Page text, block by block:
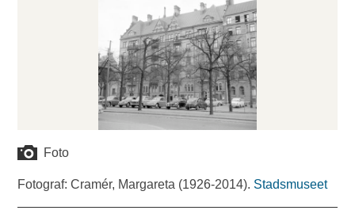
Foto
Fotograf: Cramér, Margareta (1926-2014). Stadsmuseet